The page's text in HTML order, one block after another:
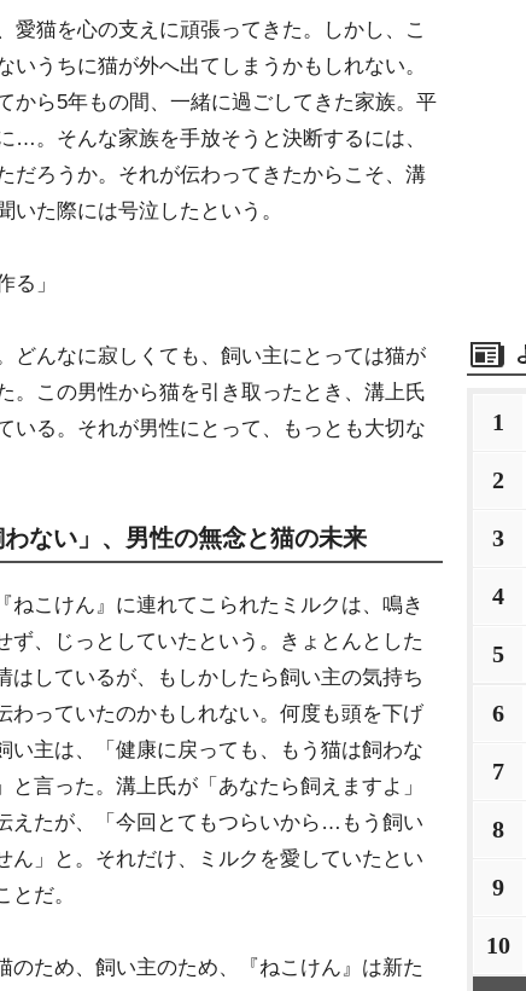
猫を心の支えに頑張ってきた。しかし、こ
うちに猫が外へ出てしまうかもしれない。
から5年もの間、一緒に過ごしてきた家族。平
…。そんな家族を手放そうと決断するには、
だろうか。それが伝わってきたからこそ、溝
た際には号泣したという。
る」
んなに寂しくても、飼い主にとっては猫が
。この男性から猫を引き取ったとき、溝上氏
いる。それが男性にとって、もっとも大切な
ない」、男性の無念と猫の未来
ねこけん』に連れてこられたミルクは、鳴き
ず、じっとしていたという。きょとんとした
はしているが、もしかしたら飼い主の気持ち
わっていたのかもしれない。何度も頭を下げ
い主は、「健康に戻っても、もう猫は飼わな
と言った。溝上氏が「あなたら飼えますよ」
えたが、「今回とてもつらいから…もう飼い
ん」と。それだけ、ミルクを愛していたとい
とだ。
のため、飼い主のため、『ねこけん』は新た
1
2
3
4
5
6
7
8
9
10